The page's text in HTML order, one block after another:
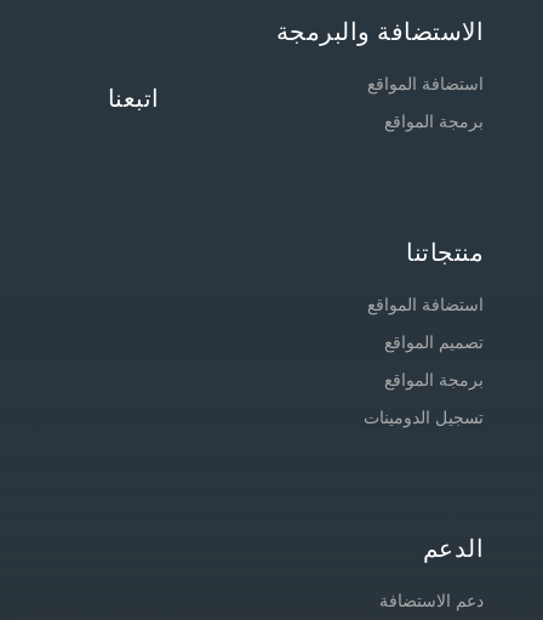
الاستضافة والبرمجة
استضافة المواقع
برمجة المواقع
اتبعنا
منتجاتنا
استضافة المواقع
تصميم المواقع
برمجة المواقع
تسجيل الدومينات
الدعم
دعم الاستضافة